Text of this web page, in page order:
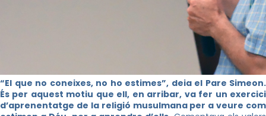
“El que no coneixes, no ho estimes”, deia el Pare Simeon.
És per aquest motiu que ell, en arribar, va fer un exercici
d’aprenentatge de la religió musulmana per a veure com